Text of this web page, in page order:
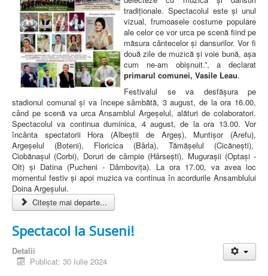
tradiționale. Spectacolul este și unul
vizual, frumoasele costume populare
ale celor ce vor urca pe scenă fiind pe
măsura cântecelor și dansurilor. Vor fi
două zile de muzică și voie bună, așa
cum ne-am obișnuit.”, a declarat
primarul comunei, Vasile Leau.
Festivalul se va desfășura pe
stadionul comunal și va începe sâmbătă, 3 august, de la ora 16.00,
când pe scenă va urca Ansamblul Argeșelul, alături de colaboratori.
Spectacolul va continua duminica, 4 august, de la ora 13.00. Vor
încânta spectatorii Hora (Albeștii de Argeș), Muntișor (Arefu),
Argeșelul (Boteni), Floricica (Bârla), Tămășelul (Cicănești),
Ciobănașul (Corbi), Doruri de câmpie (Hârsești), Mugurașii (Optași -
Olt) și Datina (Pucheni - Dâmbovița). La ora 17.00, va avea loc
momentul festiv și apoi muzica va continua în acordurile Ansamblului
Doina Argeșului.
Citește mai departe...
Spectacol la Suseni!
Detalii
Publicat: 30 Iulie 2024